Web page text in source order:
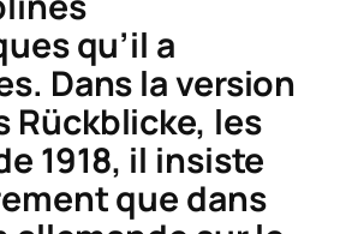
qu’il a
Dans la version
Rückblicke, les
1918, il insiste
que dans